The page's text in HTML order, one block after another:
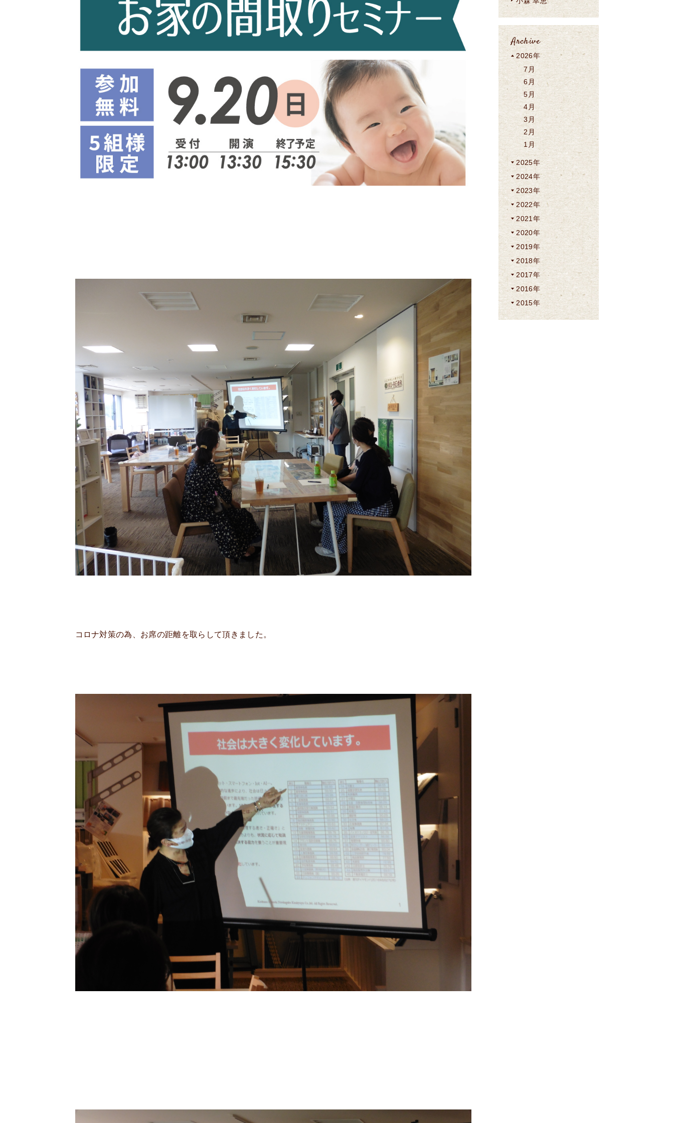
コロナ対策の為、お席の距離を取らして頂きました。
Archive
2026年
7月
6月
5月
4月
3月
2月
1月
2025年
2024年
2023年
2022年
2021年
2020年
2019年
2018年
2017年
2016年
2015年